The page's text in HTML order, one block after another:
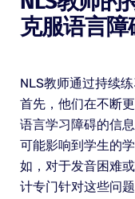
克服语言障
NLS教师通过持续
首先，他们在不断
语言学习障碍的信
可能影响到学生的
如，对于发音困难
计专门针对这些问